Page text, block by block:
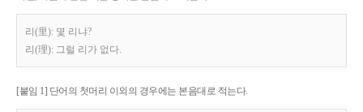
리(里): 몇 리냐?
리(理): 그럴 리가 없다.
[붙임 1] 단어의 첫머리 이외의 경우에는 본음대로 적는다.